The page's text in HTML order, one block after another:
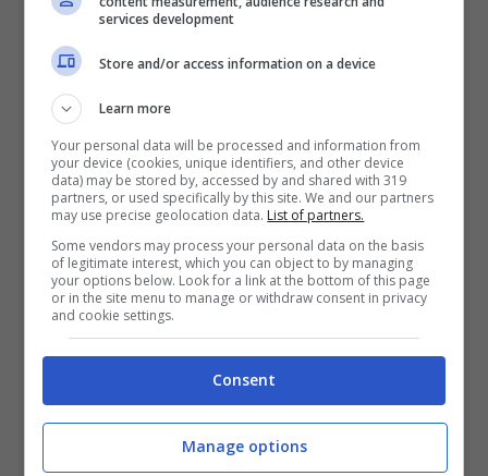
regolate dalla vecchia legge Fornero, mai
abrogata ma calmierata dalle diverse
iniziative del Governo, a partire da Quota
100. Il leader della Lega
già espressoin merito alla questione,
diverse volte.
services development
Store and/or access information on a device
Learn more
Your personal data will be processed and information from
your device (cookies, unique identifiers, and other device
data) may be stored by, accessed by and shared with 319
partners, or used specifically by this site. We and our partners
may use precise geolocation data. List of partners.
Some vendors may process your personal data on the basis
of legitimate interest, which you can object to by managing
your options below. Look for a link at the bottom of this page
or in the site menu to manage or withdraw consent in privacy
and cookie settings.
Consent
Manage options